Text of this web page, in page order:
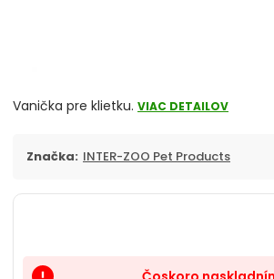
Pre veveričku
Pre pieskomila
Pre ježka
Vanička pre klietku. VIAC DETAILOV
Značka: INTER-ZOO Pet Products
priority_high